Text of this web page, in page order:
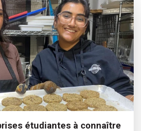
étudiantes à connaître